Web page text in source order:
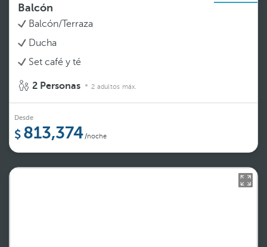
Balcón
Balcón/Terraza
Ducha
Set café y té
2 Personas 2 adultos máx.
Desde
813,374 /noche